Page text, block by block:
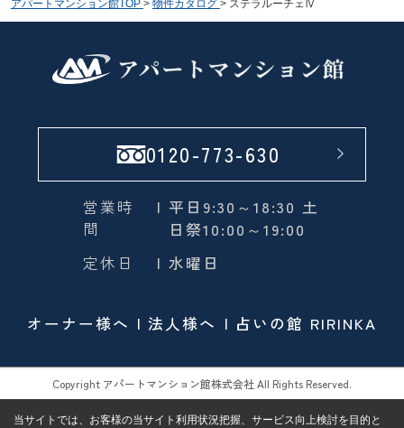
アパートマンション館TOP > 物件カタログ > ステラルーチェⅣ
0120-773-630
営業時
間
| 平日9:30～18:30 土
日祭10:00～19:00
定休日
| 水曜日
オーナー様へ 法人様へ 占いの館 RIRINKA
Copyright アパートマンション館株式会社 All Rights Reserved.
当サイトでは、お客様の当サイト利用状況把握、サービス向上検討を目的と